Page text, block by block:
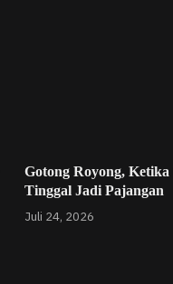
Gotong Royong, Ketika
Tinggal Jadi Pajangan
Juli 24, 2026